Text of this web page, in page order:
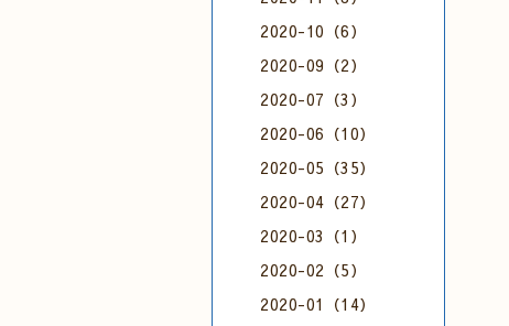
2020-10（6）
2020-09（2）
2020-07（3）
2020-06（10）
2020-05（35）
2020-04（27）
2020-03（1）
2020-02（5）
2020-01（14）